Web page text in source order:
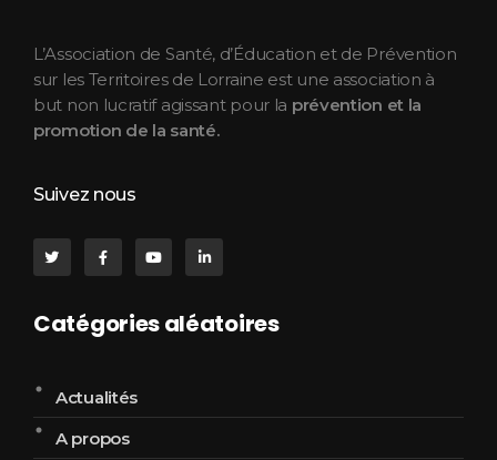
L’Association de Santé, d’Éducation et de Prévention
sur les Territoires de Lorraine est une association à
but non lucratif agissant pour la prévention et la
promotion de la santé.
Suivez nous
Catégories aléatoires
Actualités
A propos